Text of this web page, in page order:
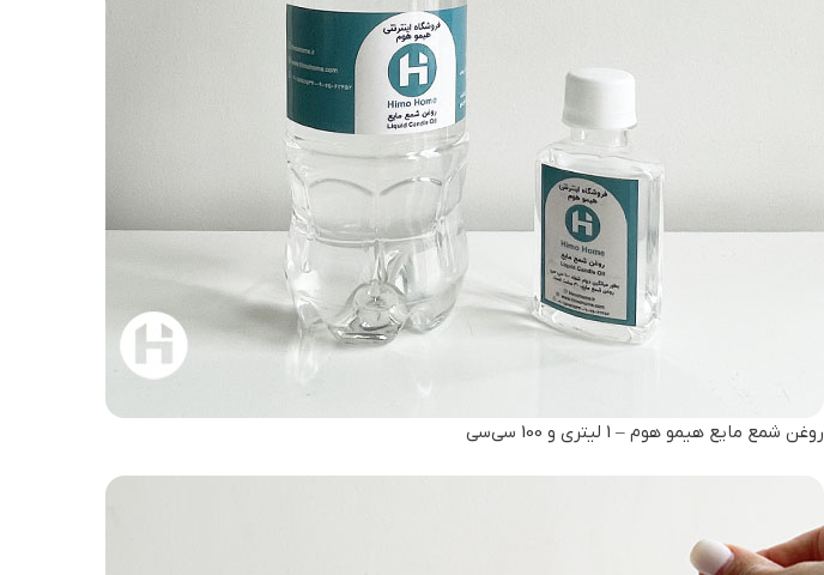
روغن شمع مایع هیمو هوم – 1 لیتری و 100 سی‌سی